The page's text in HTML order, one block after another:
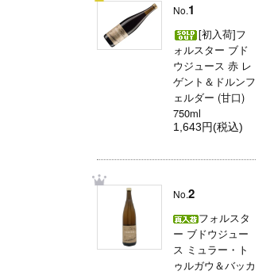
No.1
[初入荷]フ
ォルスター ブド
ウジュース 赤 レ
ゲント＆ドルンフ
ェルダー (甘口)
750ml
1,643円(税込)
No.2
フォルスタ
ー ブドウジュー
ス ミュラー・ト
ゥルガウ＆バッカ